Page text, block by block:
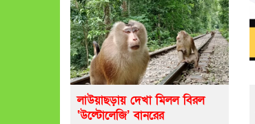
লাউয়াছড়ায় দেখা মিলল বিরল
‘উল্টোলেজি’ বানরের